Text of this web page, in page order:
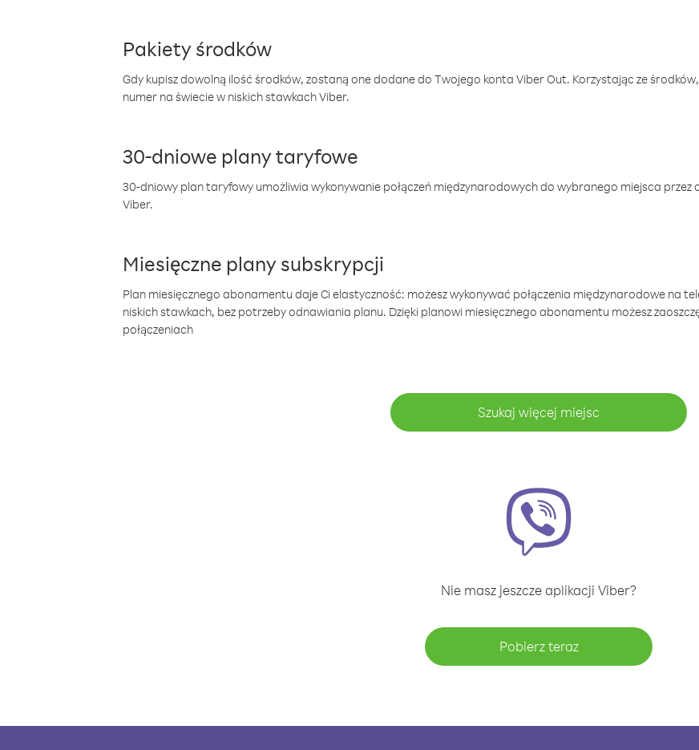
Pakiety środków
Gdy kupisz dowolną ilość środków, zostaną one dodane do Twojego konta Viber Out. Korzystając ze
numer na świecie w niskich stawkach Viber.
30-dniowe plany taryfowe
30-dniowy plan taryfowy umożliwia wykonywanie połączeń międzynarodowych do wybranego miejsca przez
Viber.
Miesięczne plany subskrypcji
Plan miesięcznego abonamentu daje Ci elastyczność: możesz wykonywać połączenia międzynarodowe na
niskich stawkach, bez potrzeby odnawiania planu. Dzięki planowi miesięcznego abonamentu możesz
połączeniach
Szukaj więcej miejsc
Nie masz jeszcze aplikacji Viber?
Pobierz teraz